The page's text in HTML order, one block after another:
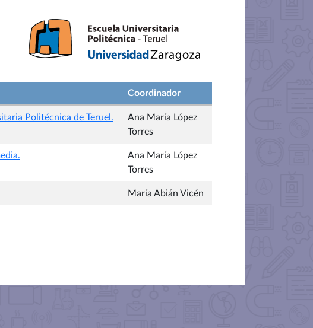
Coordinador
Politécnica de Teruel.
Ana María López
Torres
Ana María López
Torres
María Abián Vicén